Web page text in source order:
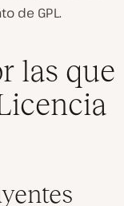
de GPL.
las que